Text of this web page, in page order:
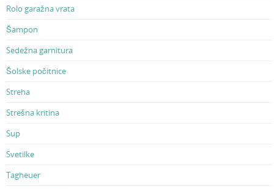
Rolo garažna vrata
Šampon
Sedežna garnitura
Šolske počitnice
Streha
Strešna kritina
Sup
Svetilke
Tagheuer